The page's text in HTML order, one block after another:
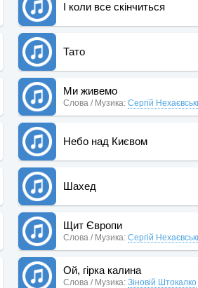
І коли все скінчиться
Тато
Ми живемо
Слова / Музика: Сергій
Небо над Києвом
Шахед
Щит Європи
Слова / Музика: Сергій
Ой, гірка калина
Слова / Музика: Зіновій Штокалко